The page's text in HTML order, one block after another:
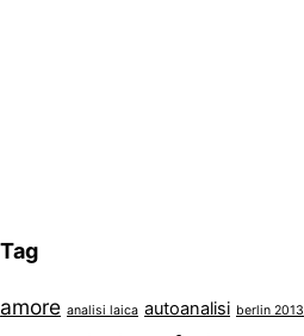
Tag
amore analisi laica autoanalisi berlin 2013